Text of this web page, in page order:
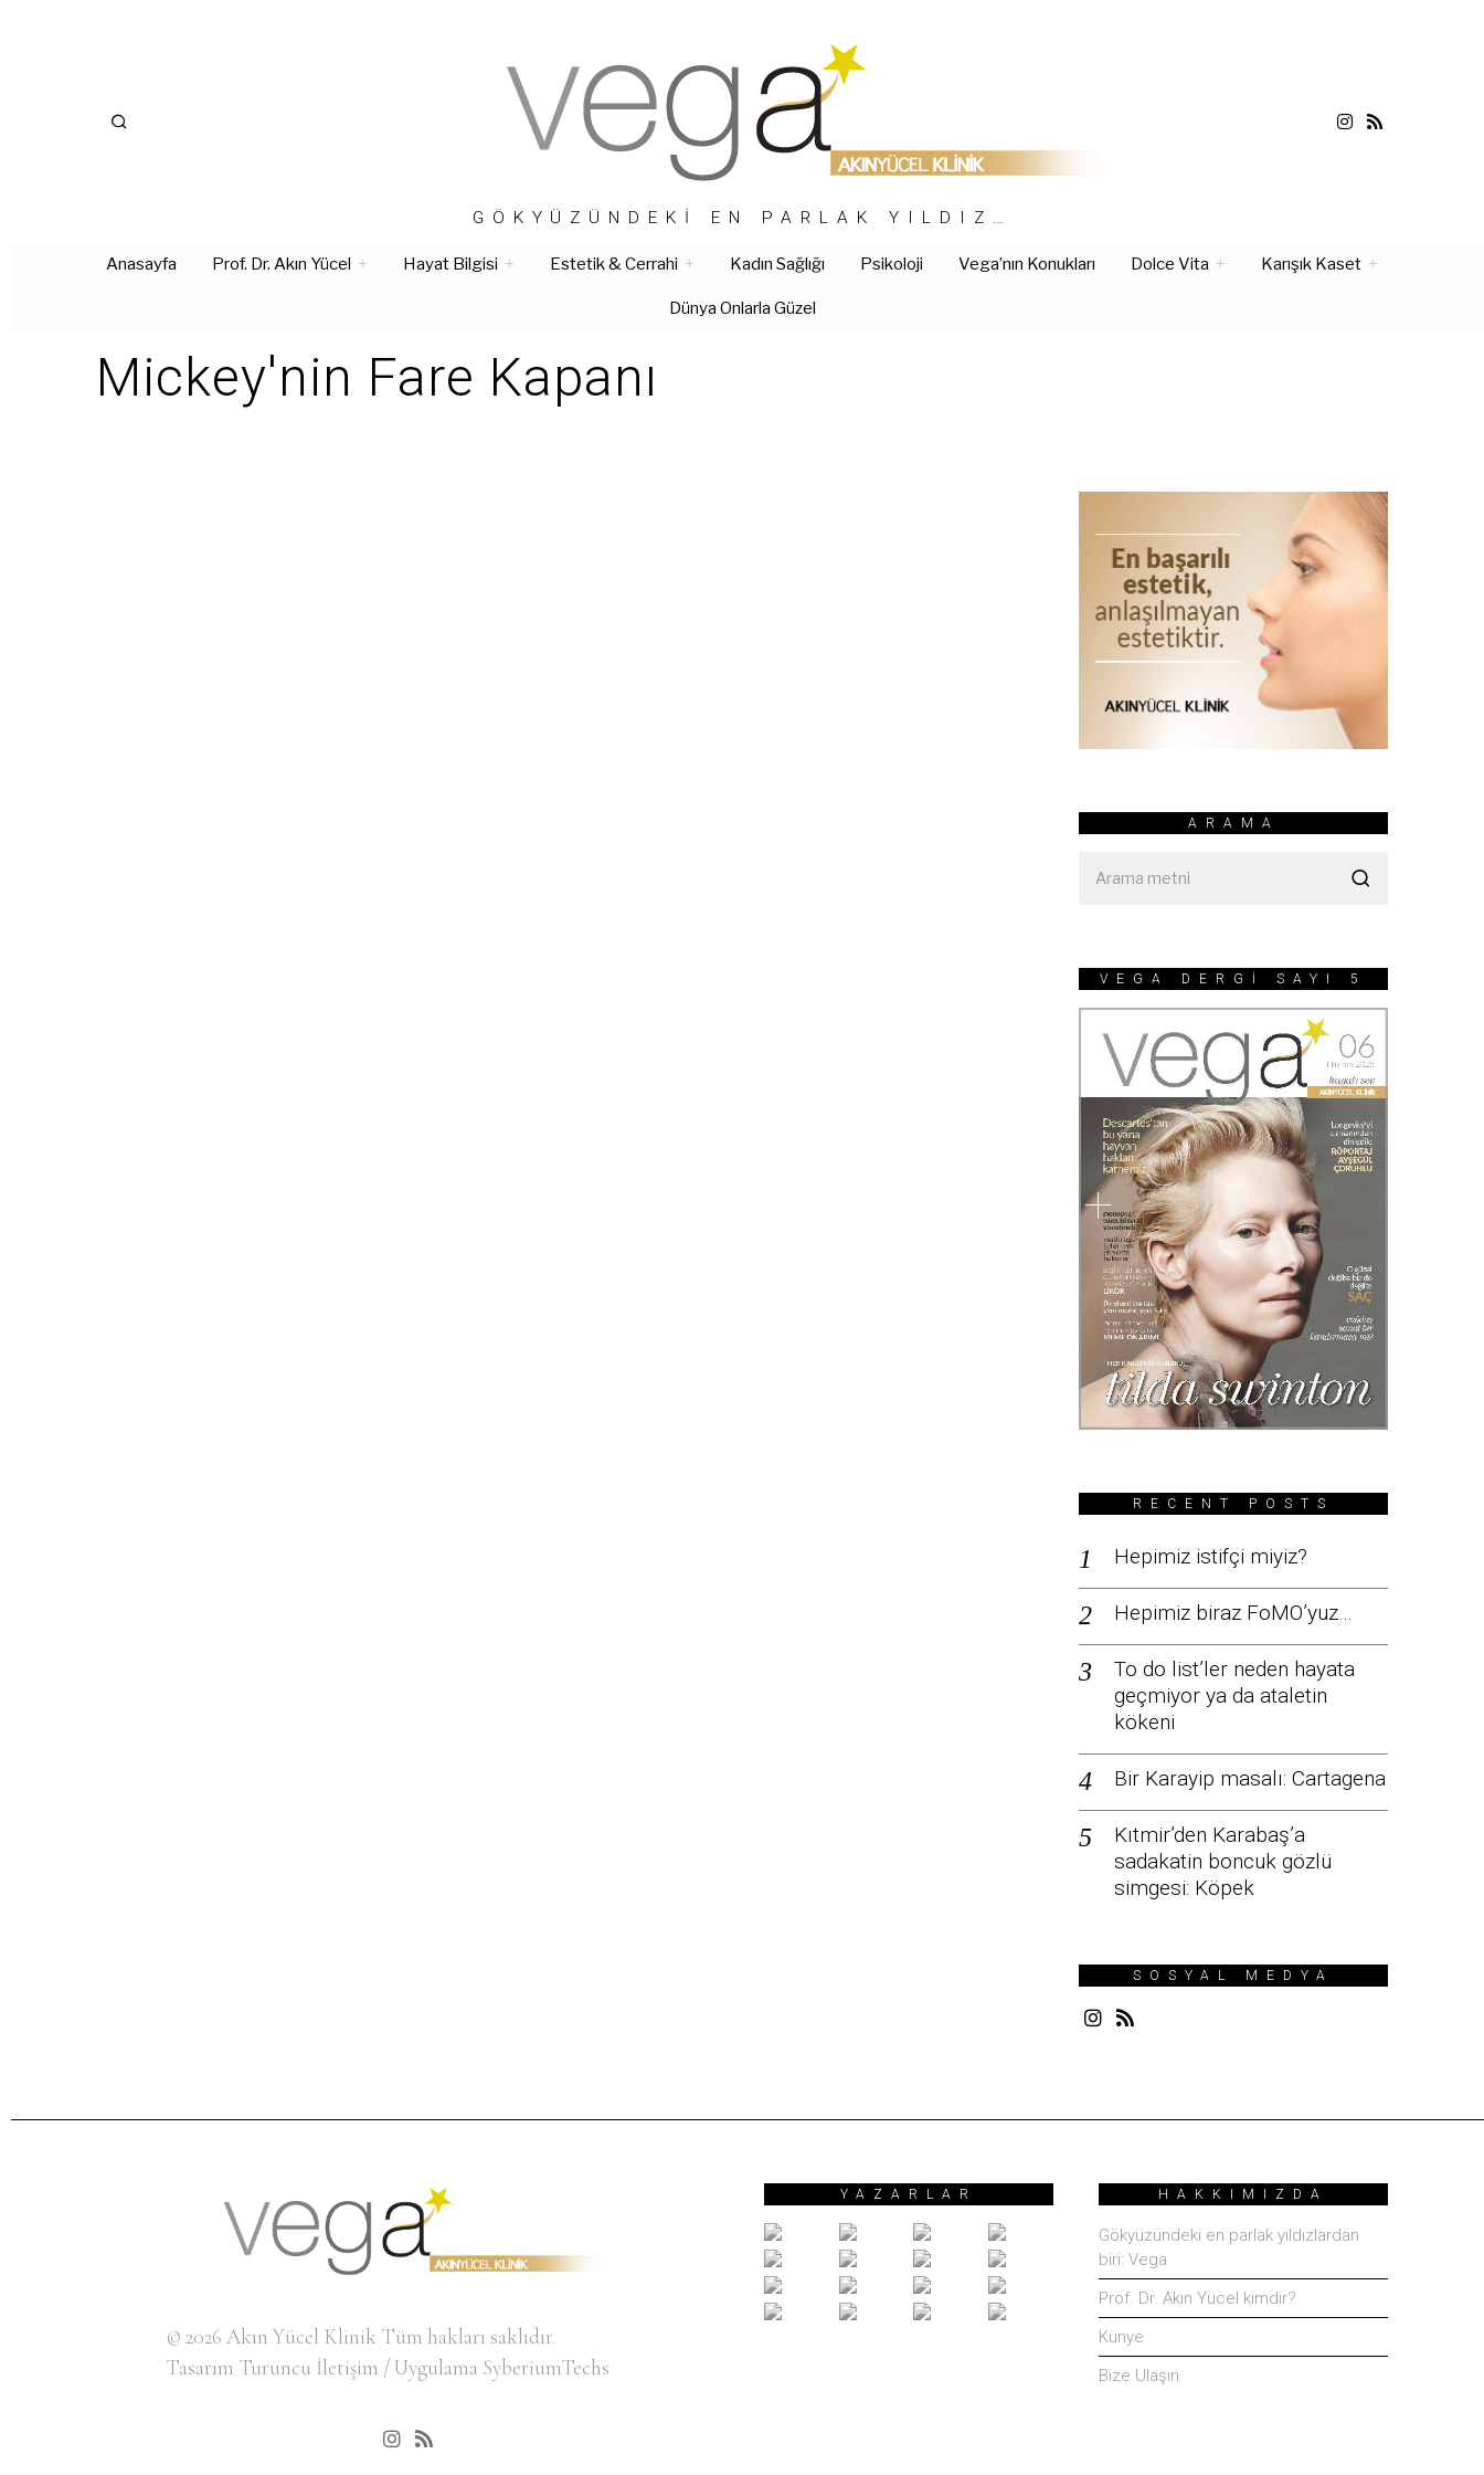
GÖKYÜZÜNDEKI EN PARLAK YILDIZ…
Anasayfa Prof. Dr. Akın Yücel Hayat Bilgisi Estetik & Cerrahi Kadın Sağlığı Psikoloji Vega’nın Konukları Dolce Vita Karışık Kaset
Dünya Onlarla Güzel
Mickey'nin Fare Kapanı
ARAMA
VEGA DERGİ SAYI 5
RECENT POSTS
Hepimiz istifçi miyiz?
Hepimiz biraz FoMO’yuz…
To do list’ler neden hayata
geçmiyor ya da ataletin
kökeni
Bir Karayip masalı: Cartagena
Kıtmir’den Karabaş’a
sadakatin boncuk gözlü
simgesi: Köpek
SOSYAL MEDYA
© 2026 Akın Yücel Klinik Tüm hakları saklıdır.
Tasarım Turuncu İletişim / Uygulama SyberiumTechs
YAZARLAR HAKKIMIZDA
Gökyüzündeki en parlak yıldızlardan
biri: Vega
Prof. Dr. Akın Yücel kimdir?
Künye
Bize Ulaşın